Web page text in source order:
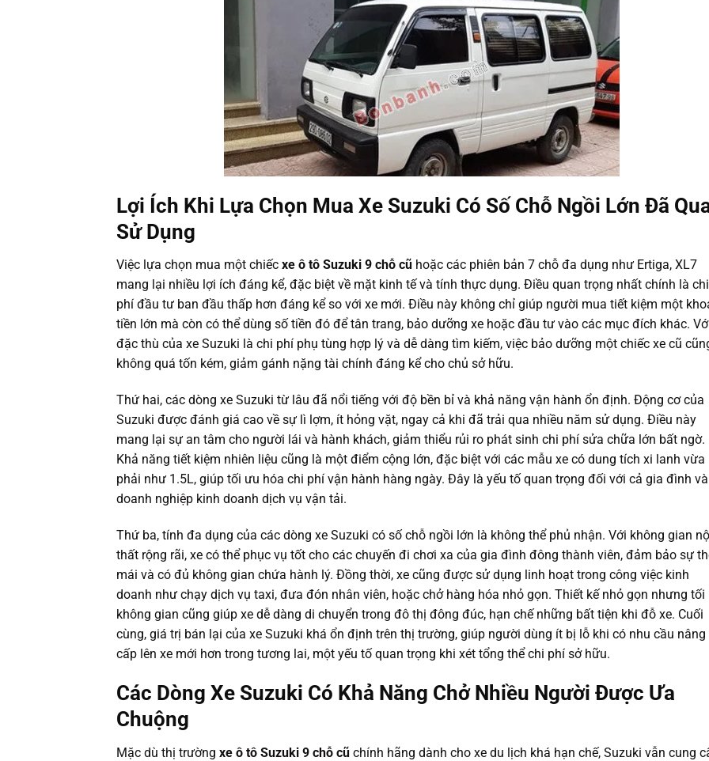
Lợi Ích Khi Lựa Chọn Mua Xe Suzuki Có Số Chỗ Ngồi Lớn Đã
Sử Dụng
Việc lựa chọn mua một chiếc xe ô tô Suzuki 9 chỗ cũ hoặc các phiên bản 7 chỗ đa dụng như Ertiga, XL7
mang lại nhiều lợi ích đáng kể, đặc biệt về mặt kinh tế và tính thực dụng. Điều quan trọng nhất chính là chi
phí đầu tư ban đầu thấp hơn đáng kể so với xe mới. Điều này không chỉ giúp người mua tiết kiệm một
tiền lớn mà còn có thể dùng số tiền đó để tân trang, bảo dưỡng xe hoặc đầu tư vào các mục đích khác.
đặc thù của xe Suzuki là chi phí phụ tùng hợp lý và dễ dàng tìm kiếm, việc bảo dưỡng một chiếc xe cũ
không quá tốn kém, giảm gánh nặng tài chính đáng kể cho chủ sở hữu.
Thứ hai, các dòng xe Suzuki từ lâu đã nổi tiếng với độ bền bỉ và khả năng vận hành ổn định. Động cơ của
Suzuki được đánh giá cao về sự lì lợm, ít hỏng vặt, ngay cả khi đã trải qua nhiều năm sử dụng. Điều này
mang lại sự an tâm cho người lái và hành khách, giảm thiểu rủi ro phát sinh chi phí sửa chữa lớn bất ngờ.
Khả năng tiết kiệm nhiên liệu cũng là một điểm cộng lớn, đặc biệt với các mẫu xe có dung tích xi lanh vừa
phải như 1.5L, giúp tối ưu hóa chi phí vận hành hàng ngày. Đây là yếu tố quan trọng đối với cả gia đình và
doanh nghiệp kinh doanh dịch vụ vận tải.
Thứ ba, tính đa dụng của các dòng xe Suzuki có số chỗ ngồi lớn là không thể phủ nhận. Với không gian
thất rộng rãi, xe có thể phục vụ tốt cho các chuyến đi chơi xa của gia đình đông thành viên, đảm bảo sự
mái và có đủ không gian chứa hành lý. Đồng thời, xe cũng được sử dụng linh hoạt trong công việc kinh
doanh như chạy dịch vụ taxi, đưa đón nhân viên, hoặc chở hàng hóa nhỏ gọn. Thiết kế nhỏ gọn nhưng tối
không gian cũng giúp xe dễ dàng di chuyển trong đô thị đông đúc, hạn chế những bất tiện khi đỗ xe. Cuối
cùng, giá trị bán lại của xe Suzuki khá ổn định trên thị trường, giúp người dùng ít bị lỗ khi có nhu cầu nâng
cấp lên xe mới hơn trong tương lai, một yếu tố quan trọng khi xét tổng thể chi phí sở hữu.
Các Dòng Xe Suzuki Có Khả Năng Chở Nhiều Người Được Ưa
Chuộng
Mặc dù thị trường xe ô tô Suzuki 9 chỗ cũ chính hãng dành cho xe du lịch khá hạn chế, Suzuki vẫn cung